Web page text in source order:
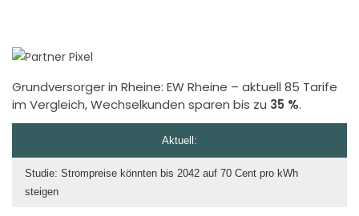
Grundversorger in Rheine: EW Rheine – aktuell 85 Tarife
im Vergleich, Wechselkunden sparen bis zu 35 %.
Aktuell:
Studie: Strompreise könnten bis 2042 auf 70 Cent pro kWh
steigen